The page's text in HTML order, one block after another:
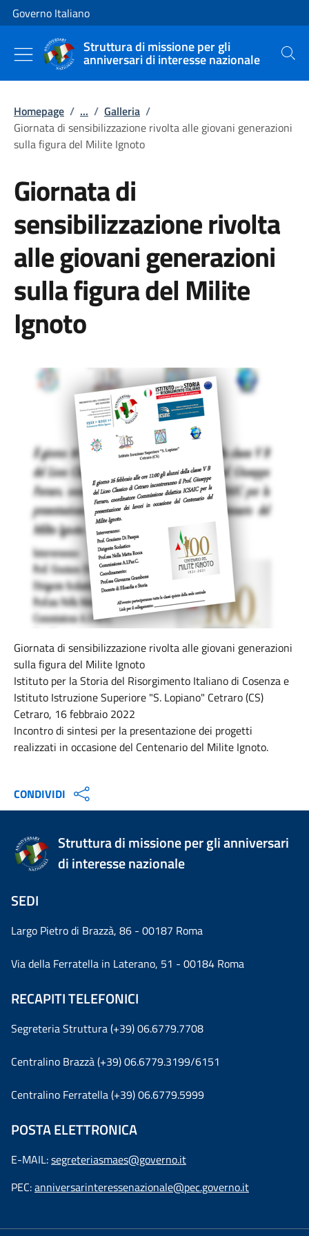
Vai al contenuto
Vai alla navigazione del sito
Governo Italiano
Struttura di missione per gli
anniversari di interesse nazionale Cerca
Homepage / ... / Galleria /
Giornata di sensibilizzazione rivolta alle giovani generazioni
sulla figura del Milite Ignoto
Giornata di
sensibilizzazione rivolta
alle giovani generazioni
sulla figura del Milite
Ignoto
Giornata di sensibilizzazione rivolta alle giovani generazioni
sulla figura del Milite Ignoto
Istituto per la Storia del Risorgimento Italiano di Cosenza e
Istituto Istruzione Superiore "S. Lopiano" Cetraro (CS)
Cetraro, 16 febbraio 2022
Incontro di sintesi per la presentazione dei progetti
realizzati in occasione del Centenario del Milite Ignoto.
CONDIVIDI
Struttura di missione per gli anniversari
di interesse nazionale
SEDI
Largo Pietro di Brazzà, 86 - 00187 Roma
Via della Ferratella in Laterano, 51 - 00184 Roma
RECAPITI TELEFONICI
Segreteria Struttura (+39) 06.6779.7708
Centralino Brazzà (+39) 06.6779.3199/6151
Centralino Ferratella (+39) 06.6779.5999
POSTA ELETTRONICA
E-MAIL:segreteriasmaes@governo.it
PEC:anniversarinteressenazionale@pec.governo.it